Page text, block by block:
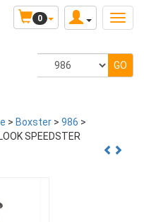
0
> Boxster > 986 >
SPEEDSTER